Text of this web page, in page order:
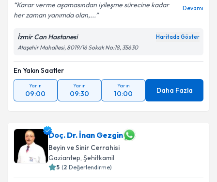
Karar verme aşamasından iyileşme sürecine kadar
her zaman yanımda olan,...
Devamı
İzmir Can Hastanesi Haritada Göster
Ataşehir Mahallesi, 8019/16 Sokak No:18, 35630
En Yakın Saatler
Yarın
09:00
Yarın
09:30
Yarın
10:00 Daha Fazla
Doç. Dr. İnan Gezgin
Beyin ve Sinir Cerrahisi
Gaziantep, Şehitkamil
5 (2 Değerlendirme)